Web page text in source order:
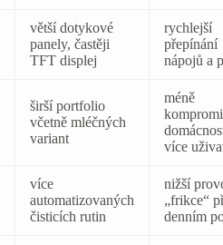
větší dotykové
panely, častěji
TFT displej
rychlejší
přepínání
nápojů a
širší portfolio
včetně mléčných
variant
méně
více
více
automatizovaných
čisticích rutin
nižší
„frikce“
denním